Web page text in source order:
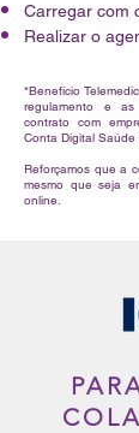
Carregar com
Realizar o
*Benefício
regulamento e as
contrato com
Conta Digital Saúde
Reforçamos que a
mesmo que seja
online.